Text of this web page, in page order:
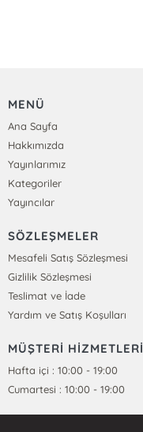
MENÜ
Ana Sayfa
Hakkımızda
Yayınlarımız
Kategoriler
Yayıncılar
SÖZLEŞMELER
Mesafeli Satış Sözleşmesi
Gizlilik Sözleşmesi
Teslimat ve İade
Yardım ve Satış Koşulları
MÜŞTERİ HİZMETLERİ
Hafta içi : 10:00 - 19:00
Cumartesi : 10:00 - 19:00